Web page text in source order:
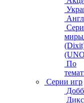
миры
По
Серии игр